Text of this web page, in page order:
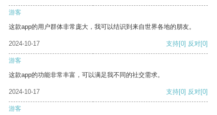
游客
这款app的用户群体非常庞大，我可以结识到来自世界各地的朋友。
2024-10-17 支持[0] 反对[0]
游客
这款app的功能非常丰富，可以满足我不同的社交需求。
2024-10-17 支持[0] 反对[0]
游客